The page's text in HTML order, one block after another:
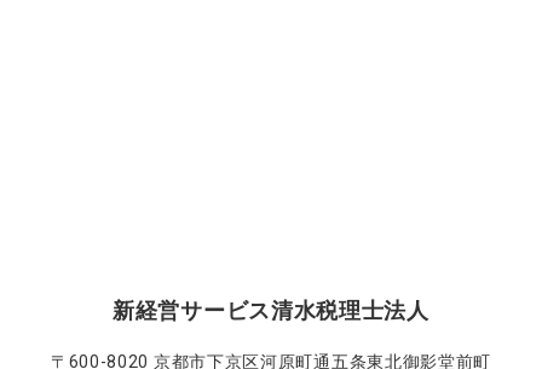
新経営サービス清水税理士法人
〒600-8020 京都市下京区河原町通五条東北御影堂前町